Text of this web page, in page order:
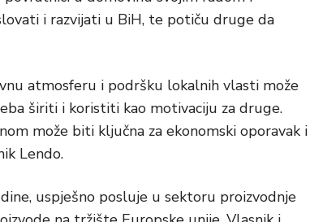
i razvijati u BiH, te potiču druge da
atmosferu i podršku lokalnih vlasti može
širiti i koristiti kao motivaciju za druge.
može biti ključna za ekonomski oporavak i
Lendo.
uspješno posluje u sektoru proizvodnje